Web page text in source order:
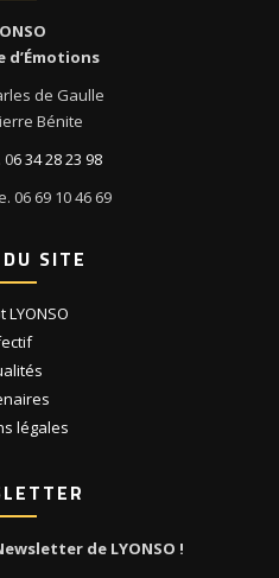
de Gaulle
Bénite
06 34 28 23 98
06 69 10 46 69
SITE
LYONSO
légales
de LYONSO !